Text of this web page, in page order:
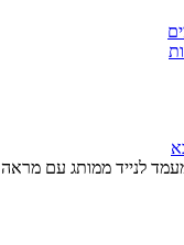
לנייד ממותג עם מראה